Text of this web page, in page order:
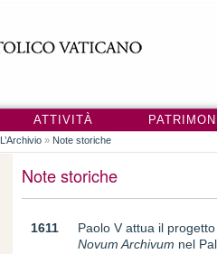
ATTIVITÀ
L’Archivio » Note storiche
Note storiche
1611
Paolo V attua il
Novum Archivum nel